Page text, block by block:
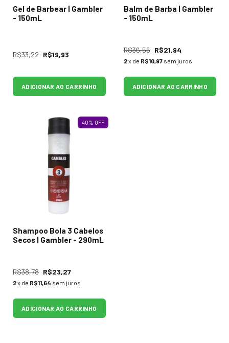
Gel de Barbear | Gambler
- 150mL
R$33,22 R$19,93
ADICIONAR AO CARRINHO
Balm de Barba | Gambler
- 150mL
R$36,56 R$21,94
2x de R$10,97 sem juros
ADICIONAR AO CARRINHO
40% OFF
Shampoo Bola 3 Cabelos
Secos | Gambler - 290mL
R$38,78 R$23,27
2x de R$11,64 sem juros
ADICIONAR AO CARRINHO